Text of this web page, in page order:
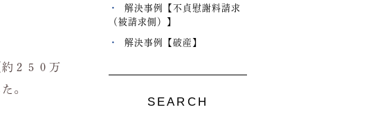
２５０万
。
解決事例【不貞慰謝料請求
（被請求側）】
解決事例【破産】
SEARCH